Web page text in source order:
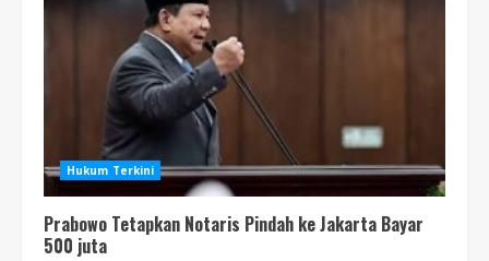
Hukum Terkini
Prabowo Tetapkan Notaris Pindah ke Jakarta Bayar
500 juta